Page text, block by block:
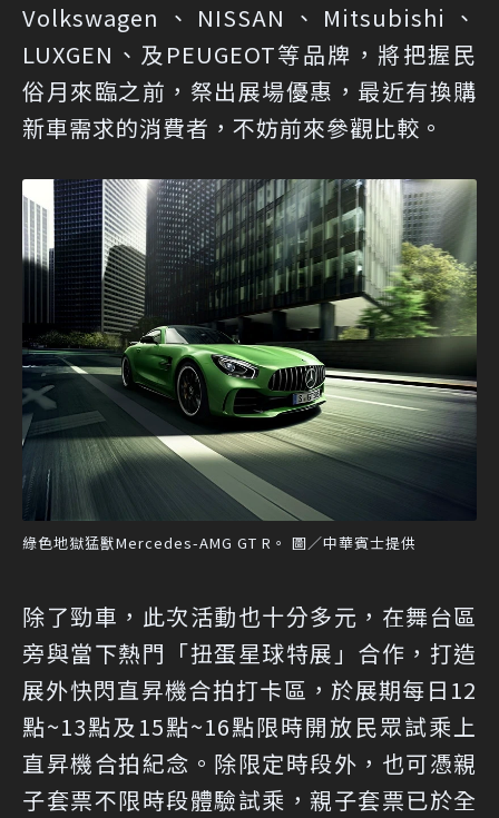
Volkswagen、NISSAN、Mitsubishi、
LUXGEN、及PEUGEOT等品牌，將把握民
俗月來臨之前，祭出展場優惠，最近有換購
新車需求的消費者，不妨前來參觀比較。
綠色地獄猛獸Mercedes-AMG GT R。 圖／中華賓士提供
除了勁車，此次活動也十分多元，在舞台區
旁與當下熱門「扭蛋星球特展」合作，打造
展外快閃直昇機合拍打卡區，於展期每日12
點~13點及15點~16點限時開放民眾試乘上
直昇機合拍紀念。除限定時段外，也可憑親
子套票不限時段體驗試乘，親子套票已於全